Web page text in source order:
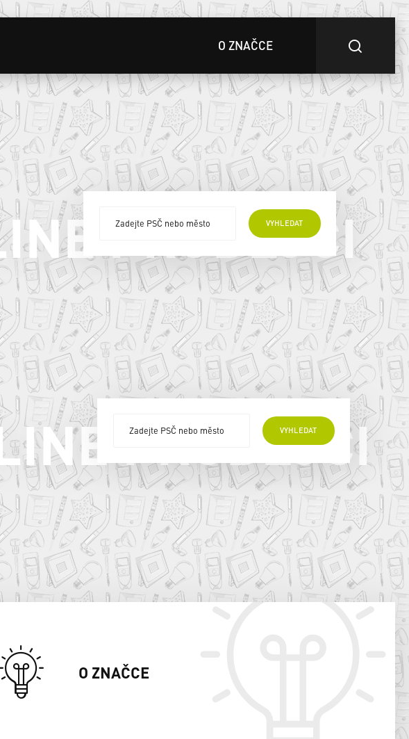
O ZNAČCE
VYHLEDAT
PRODEJCI
VYHLEDAT
PRODEJCI
O ZNAČCE